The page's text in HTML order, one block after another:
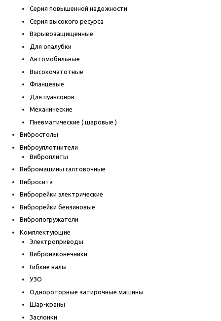
Серия повышенной надежности
Серия высокого ресурса
Взрывозащищенные
Для опалубки
Автомобильные
Высокочатотные
Фланцевые
Для пуансонов
Механические
Пневматические ( шаровые )
Вибростолы
Виброуплотнители
Виброплиты
Вибромашины галтовочные
Вибросита
Виброрейки электрические
Виброрейки бензиновые
Вибропогружатели
Комплектующие
Электроприводы
Вибронаконечники
Гибкие валы
УЗО
Однороторные затирочные машины
Шар-краны
Заслонки